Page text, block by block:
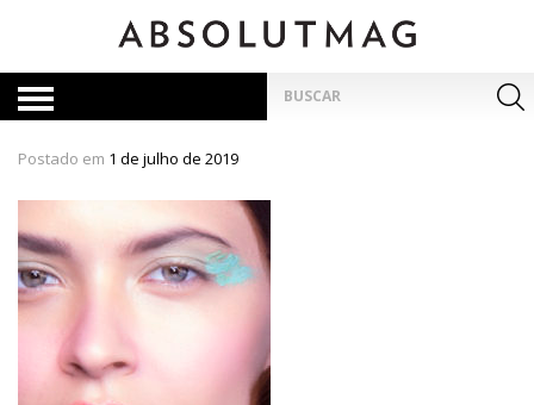
por:
Postado em 1 de julho de 2019